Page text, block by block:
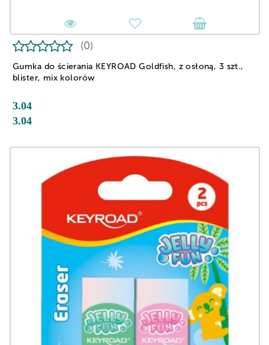
Gumka do ścierania KEYROAD Goldfish, z osłoną, 3 szt.,
blister, mix kolorów
(0)
3.04
3.04